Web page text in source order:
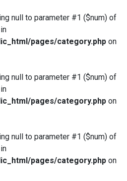
null to parameter #1 ($num) of
pages/category.php on
null to parameter #1 ($num) of
pages/category.php on
null to parameter #1 ($num) of
pages/category.php on